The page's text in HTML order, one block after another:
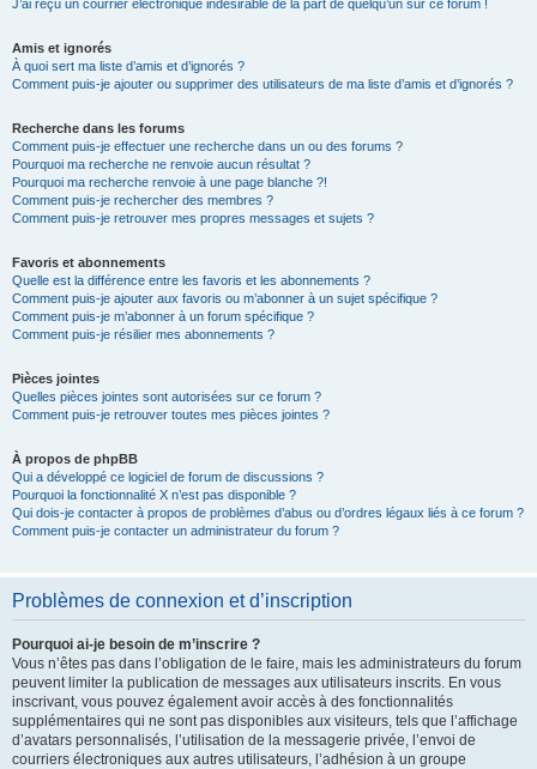
J’ai reçu un courrier électronique indésirable de la part de quelqu’un sur ce forum !
Amis et ignorés
À quoi sert ma liste d’amis et d’ignorés ?
Comment puis-je ajouter ou supprimer des utilisateurs de ma liste d’amis et d’ignorés ?
Recherche dans les forums
Comment puis-je effectuer une recherche dans un ou des forums ?
Pourquoi ma recherche ne renvoie aucun résultat ?
Pourquoi ma recherche renvoie à une page blanche ?!
Comment puis-je rechercher des membres ?
Comment puis-je retrouver mes propres messages et sujets ?
Favoris et abonnements
Quelle est la différence entre les favoris et les abonnements ?
Comment puis-je ajouter aux favoris ou m’abonner à un sujet spécifique ?
Comment puis-je m’abonner à un forum spécifique ?
Comment puis-je résilier mes abonnements ?
Pièces jointes
Quelles pièces jointes sont autorisées sur ce forum ?
Comment puis-je retrouver toutes mes pièces jointes ?
À propos de phpBB
Qui a développé ce logiciel de forum de discussions ?
Pourquoi la fonctionnalité X n’est pas disponible ?
Qui dois-je contacter à propos de problèmes d’abus ou d’ordres légaux liés à ce forum ?
Comment puis-je contacter un administrateur du forum ?
Problèmes de connexion et d’inscription
Pourquoi ai-je besoin de m’inscrire ?
Vous n’êtes pas dans l’obligation de le faire, mais les administrateurs du forum
peuvent limiter la publication de messages aux utilisateurs inscrits. En vous
inscrivant, vous pouvez également avoir accès à des fonctionnalités
supplémentaires qui ne sont pas disponibles aux visiteurs, tels que l’affichage
d’avatars personnalisés, l’utilisation de la messagerie privée, l’envoi de
courriers électroniques aux autres utilisateurs, l’adhésion à un groupe